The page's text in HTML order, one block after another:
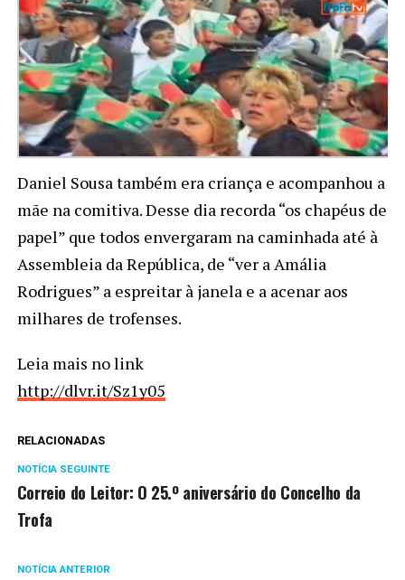
Daniel Sousa também era criança e acompanhou a
mãe na comitiva. Desse dia recorda “os chapéus de
papel” que todos envergaram na caminhada até à
Assembleia da República, de “ver a Amália
Rodrigues” a espreitar à janela e a acenar aos
milhares de trofenses.
Leia mais no link
http://dlvr.it/Sz1y05
RELACIONADAS
NOTÍCIA SEGUINTE
Correio do Leitor: O 25.º aniversário do Concelho da
Trofa
NOTÍCIA ANTERIOR